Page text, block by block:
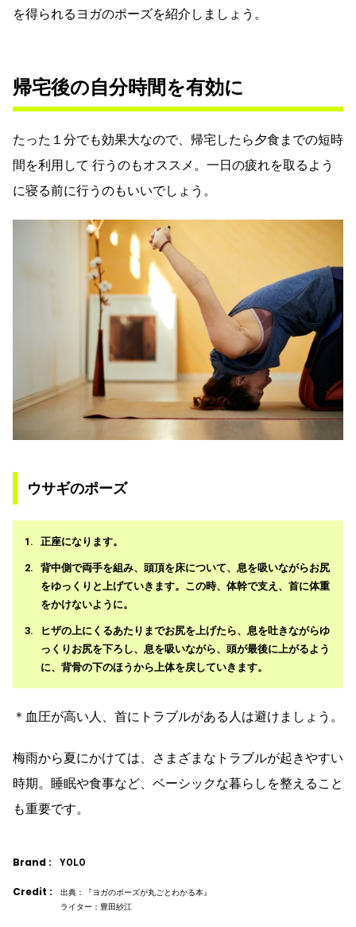
を得られるヨガのポーズを紹介しましょう。
帰宅後の自分時間を有効に
たった１分でも効果大なので、帰宅したら夕食までの短時
間を利用して 行うのもオススメ。一日の疲れを取るよう
に寝る前に行うのもいいでしょう。
ウサギのポーズ
正座になります。
背中側で両手を組み、頭頂を床について、息を吸いながらお尻
をゆっくりと上げていきます。この時、体幹で支え、首に体重
をかけないように。
ヒザの上にくるあたりまでお尻を上げたら、息を吐きながらゆ
っくりお尻を下ろし、息を吸いながら、頭が最後に上がるよう
に、背骨の下のほうから上体を戻していきます。
＊血圧が高い人、首にトラブルがある人は避けましょう。
梅雨から夏にかけては、さまざまなトラブルが起きやすい
時期。睡眠や食事など、ベーシックな暮らしを整えること
も重要です。
Brand : YOLO
Credit :
出典：『ヨガのポーズが丸ごとわかる本』
ライター：豊田紗江